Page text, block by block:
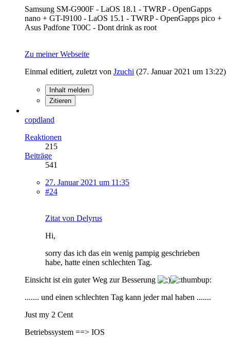
Samsung SM-G900F - LaOS 18.1 - TWRP - OpenGapps
nano + GT-I9100 - LaOS 15.1 - TWRP - OpenGapps pico +
Asus Padfone T00C - Dont drink as root
Zu meiner Webseite
Einmal editiert, zuletzt von Jzuchi (27. Januar 2021 um 13:22)
Inhalt melden
Zitieren
copdland
Reaktionen
215
Beiträge
541
27. Januar 2021 um 11:35
#24
Zitat von Delyrus
Hi,
sorry das ich das ein wenig pampig geschrieben
habe, hatte einen schlechten Tag.
Einsicht ist ein guter Weg zur Besserung
....... und einen schlechten Tag kann jeder mal haben .......
Just my 2 Cent
Betriebssystem ==> IOS